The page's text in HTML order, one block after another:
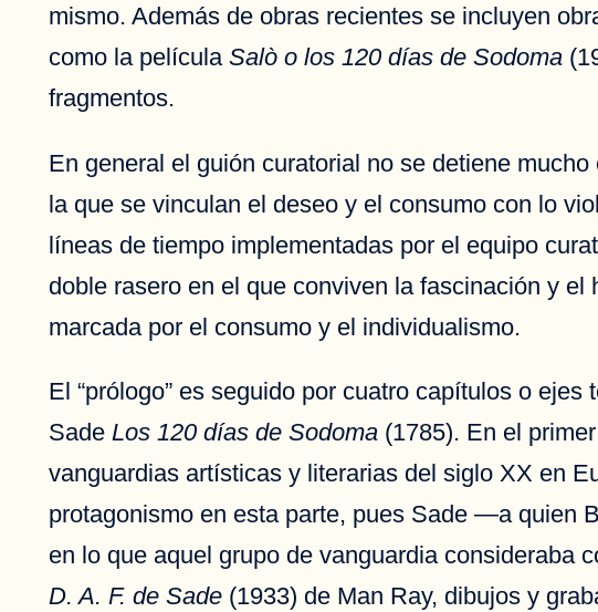
mismo. Además de obras recientes se incluyen
como la película Salò o los 120 días de Sodoma
fragmentos.
En general el guión curatorial no se detiene
la que se vinculan el deseo y el consumo con lo
líneas de tiempo implementadas por el equipo
doble rasero en el que conviven la fascinación y
marcada por el consumo y el individualismo.
El “prólogo” es seguido por cuatro capítulos o
Sade Los 120 días de Sodoma (1785). En el
vanguardias artísticas y literarias del siglo XX en
protagonismo en esta parte, pues Sade —a quien
en lo que aquel grupo de vanguardia consideraba
D. A. F. de Sade (1933) de Man Ray, dibujos y